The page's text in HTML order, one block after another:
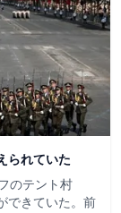
られていた
のテント村
できていた。前